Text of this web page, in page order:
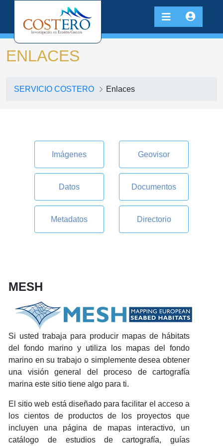
ENLACES
SERVICIO COSTERO Enlaces
Imágenes Geovisor
Datos Documentos
Metadatos Directorio
MESH
Si usted trabaja para producir mapas de hábitats
del fondo marino y utiliza los mapas del fondo
marino en su trabajo o simplemente desea obtener
una visión general del proceso de cartografía
marina este sitio tiene algo para ti.
El sitio web está diseñado para facilitar el acceso a
los cientos de productos de los proyectos que
incluyen una página de mapas interactivo, un
catálogo de estudios de cartografía, guías